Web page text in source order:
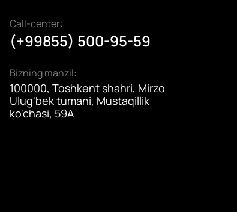
Call-center:
(+99855) 500-95-59
Bizning manzil:
100000, Toshkent shahri, Mirzo
Ulug'bek tumani, Mustaqillik
ko'chasi, 59A